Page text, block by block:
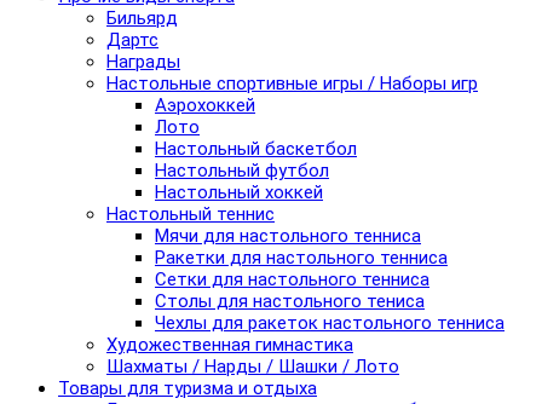
Бильярд
Дартс
Награды
Настольные спортивные игры / Наборы игр
Аэрохоккей
Лото
Настольный баскетбол
Настольный футбол
Настольный хоккей
Настольный теннис
Мячи для настольного тенниса
Ракетки для настольного тенниса
Сетки для настольного тенниса
Столы для настольного тениса
Чехлы для ракеток настольного тенниса
Художественная гимнастика
Шахматы / Нарды / Шашки / Лото
Товары для туризма и отдыха